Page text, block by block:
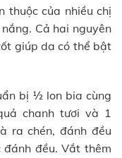
thuộc của nhiều chị
Cả hai nguyên
giúp da có thể bật
bị ½ lon bia cùng
chanh tươi và 1
ra chén, đánh đều
đều. Vắt thêm